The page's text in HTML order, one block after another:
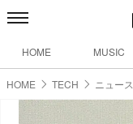
HOME MUSIC
HOME TECH ニュース